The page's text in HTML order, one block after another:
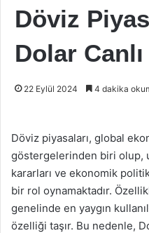
Döviz
Dolar
22 Eylül 2024 4 dakika
Döviz piyasaları, global
göstergelerinden biri olup,
kararları ve ekonomik
bir rol oynamaktadır.
genelinde en yaygın
özelliği taşır. Bu nedenle,